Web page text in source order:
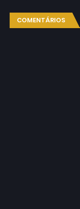
COMENTÁRIOS